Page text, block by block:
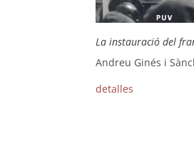
La instauració del
Andreu Ginés i
detalles